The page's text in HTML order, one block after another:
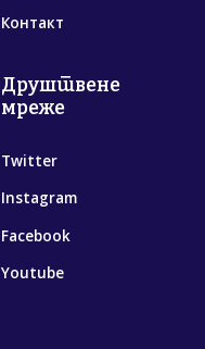
Контакт
Друштвене
мреже
Twitter
Instagram
Facebook
Youtube